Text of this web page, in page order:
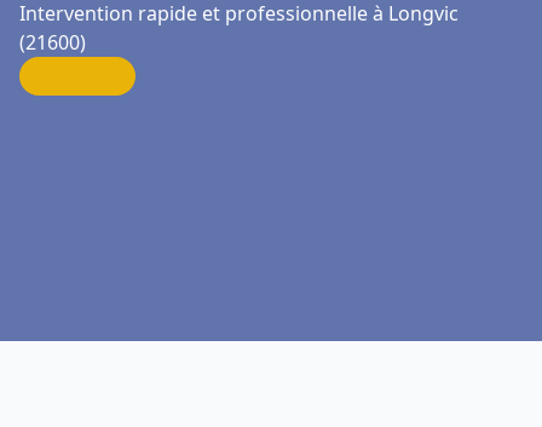
Intervention rapide et professionnelle à Longvic
(21600)